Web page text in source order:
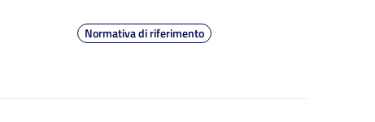
Normativa di riferimento